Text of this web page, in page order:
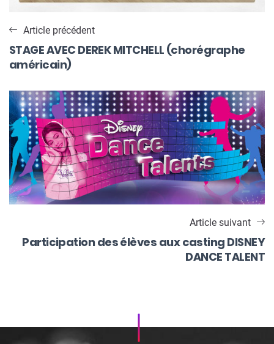
Article précédent
STAGE AVEC DEREK MITCHELL (chorégraphe
américain)
Article suivant
Participation des élèves aux casting DISNEY
DANCE TALENT